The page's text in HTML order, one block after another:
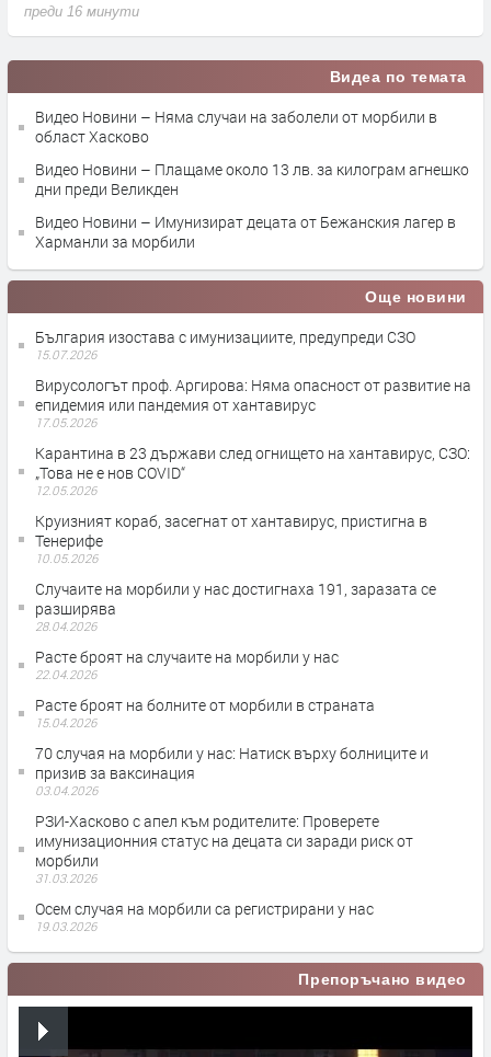
преди 16 минути
Видеа по темата
Видео Новини – Няма случаи на заболели от морбили в
област Хасково
Видео Новини – Плащаме около 13 лв. за килограм агнешко
дни преди Великден
Видео Новини – Имунизират децата от Бежанския лагер в
Харманли за морбили
Още новини
България изостава с имунизациите, предупреди СЗО
15.07.2026
Вирусологът проф. Аргирова: Няма опасност от развитие на
епидемия или пандемия от хантавирус
17.05.2026
Карантина в 23 държави след огнището на хантавирус, СЗО:
„Това не е нов COVID“
12.05.2026
Круизният кораб, засегнат от хантавирус, пристигна в
Тенерифе
10.05.2026
Случаите на морбили у нас достигнаха 191, заразата се
разширява
28.04.2026
Расте броят на случаите на морбили у нас
22.04.2026
Расте броят на болните от морбили в страната
15.04.2026
70 случая на морбили у нас: Натиск върху болниците и
призив за ваксинация
03.04.2026
РЗИ-Хасково с апел към родителите: Проверете
имунизационния статус на децата си заради риск от
морбили
31.03.2026
Осем случая на морбили са регистрирани у нас
19.03.2026
Препоръчано видео